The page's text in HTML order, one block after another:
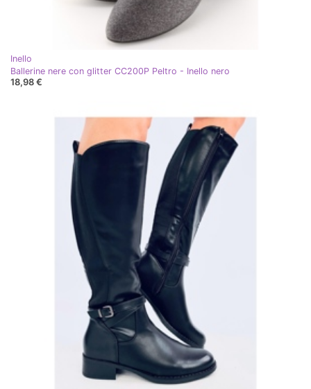
Inello
Ballerine nere con glitter CC200P Peltro - Inello nero
18,98 €